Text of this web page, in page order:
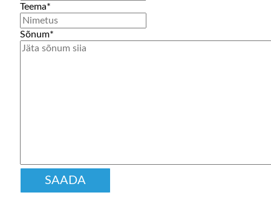
Teema*
Sõnum*